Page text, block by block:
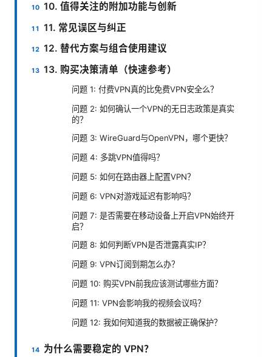
10. 值得关注的附加功能与创新
11. 常见误区与纠正
12. 替代方案与组合使用建议
13. 购买决策清单（快速参考）
问题 1: 付费VPN真的比免费VPN安全么？
问题 2: 如何确认一个VPN的无日志政策是真实
的？
问题 3: WireGuard与OpenVPN，哪个更快？
问题 4: 多跳VPN值得吗？
问题 5: 如何在路由器上配置VPN？
问题 6: VPN对游戏延迟有影响吗？
问题 7: 是否需要在移动设备上开启VPN始终开
启？
问题 8: 如何判断VPN是否泄露真实IP？
问题 9: VPN订阅到期怎么办？
问题 10: 购买VPN前我应该测试哪些方面？
问题 11: VPN会影响我的视频会议吗？
问题 12: 我如何知道我的数据被正确保护？
为什么需要稳定的 VPN？